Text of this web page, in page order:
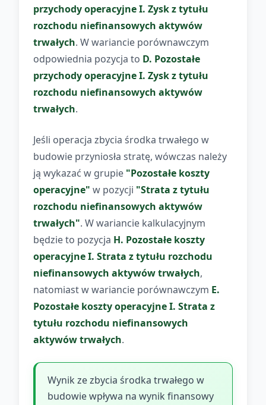
przychody operacyjne I. Zysk z tytułu
rozchodu niefinansowych aktywów
trwałych. W wariancie porównawczym
odpowiednia pozycja to D. Pozostałe
przychody operacyjne I. Zysk z tytułu
rozchodu niefinansowych aktywów
trwałych.
Jeśli operacja zbycia środka trwałego w
budowie przyniosła stratę, wówczas należy
ją wykazać w grupie "Pozostałe koszty
operacyjne" w pozycji "Strata z tytułu
rozchodu niefinansowych aktywów
trwałych". W wariancie kalkulacyjnym
będzie to pozycja H. Pozostałe koszty
operacyjne I. Strata z tytułu rozchodu
niefinansowych aktywów trwałych,
natomiast w wariancie porównawczym E.
Pozostałe koszty operacyjne I. Strata z
tytułu rozchodu niefinansowych
aktywów trwałych.
Wynik ze zbycia środka trwałego w
budowie wpływa na wynik finansowy